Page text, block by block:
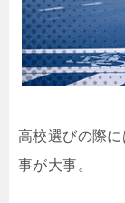
高校選びの際
事が大事。